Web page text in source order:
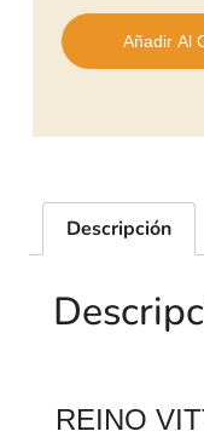
Añadir Al
Descripción
REINO